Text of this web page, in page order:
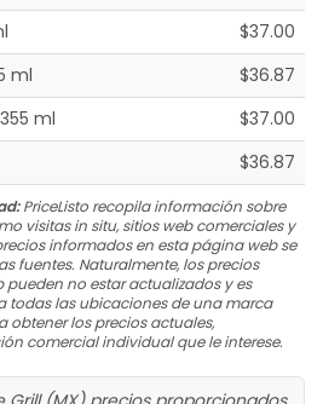
$37.00
ml
$36.87
ml
$37.00
$36.87
PriceListo recopila información sobre
visitas in situ, sitios web comerciales y
informados en esta página web se
fuentes. Naturalmente, los precios
pueden no estar actualizados y es
todas las ubicaciones de una marca
obtener los precios actuales,
comercial individual que le interese.